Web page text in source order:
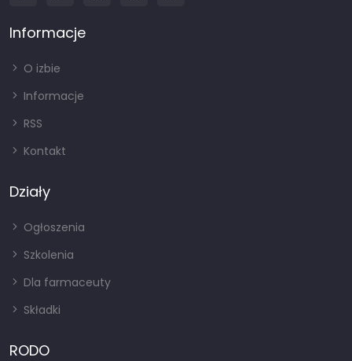
Informacje
O izbie
Informacje
RSS
Kontakt
Działy
Ogłoszenia
Szkolenia
Dla farmaceuty
Składki
RODO